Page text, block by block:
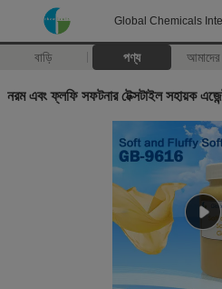
Global Chemicals
বাড়ি পণ্য আমাদের
নরম এবং ফ্লফি সফটনার টেক্সটাইল সহায়ক